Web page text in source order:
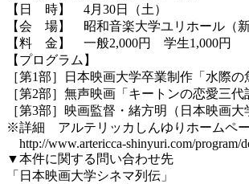
【日 時】 4月30日（土）
【会 場】 昭和音楽大学ユリホール（新
【料 金】 一般2,000円 学生1,000円
【プログラム】
［第1部］日本映画大学卒業制作「水際の
［第2部］無声映画「キートンの恋愛三
［第3部］映画監督・緒方明（日本映画
※詳細 アルテリッカしんゆりホームペ
http://www.artericca-shinyuri.com/program/
▼本件に関する問い合わせ先
「日本映画大学シネマ列伝」